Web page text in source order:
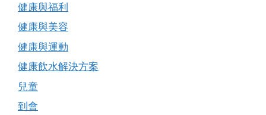
健康與福利
健康與美容
健康與運動
健康飲水解決方案
兒童
到會